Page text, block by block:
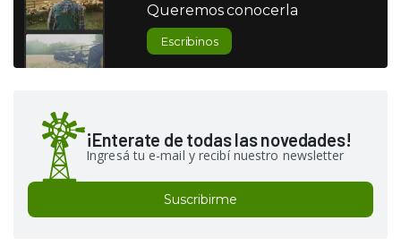
Queremos conocerla
Escribinos
¡Enterate de todas las novedades!
Ingresá tu e-mail y recibí nuestro newsletter
Suscribirme